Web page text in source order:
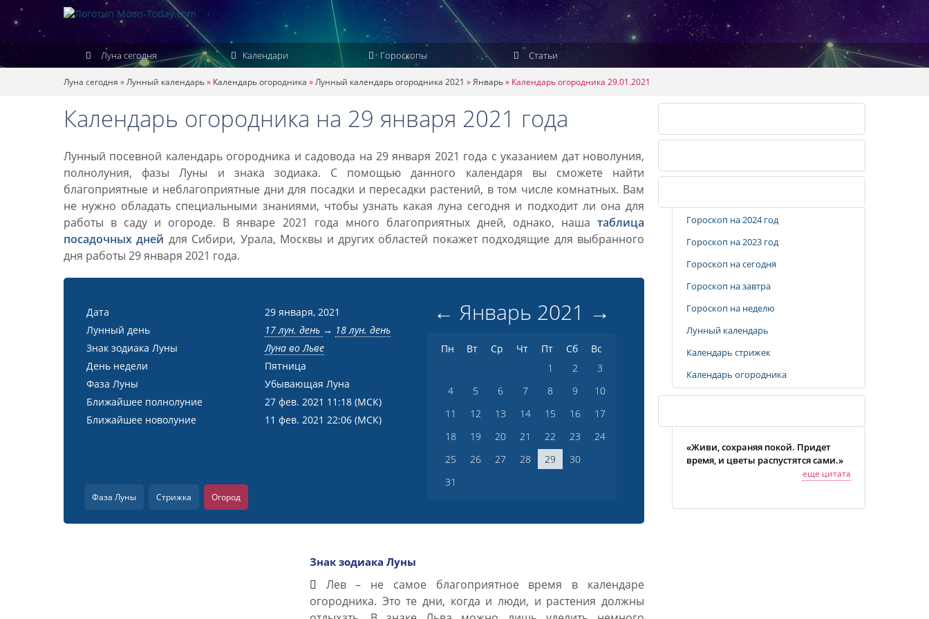
Луна сегодня Календари Гороскопы Статьи
Луна сегодня »Лунный календарь» Календарь огородника »Лунный календарь огородника 2021 »Январь» Календарь огородника 29.01.2021
Календарь огородника на 29 января 2021 года
Лунный посевной календарь огородника и садовода на 29 января 2021 года с указанием дат новолуния,
полнолуния, фазы Луны и знака зодиака. С помощью данного календаря вы сможете найти
благоприятные и неблагоприятные дни для посадки и пересадки растений, в том числе комнатных. Вам
не нужно обладать специальными знаниями, чтобы узнать какая луна сегодня и подходит ли она для
работы в саду и огороде. В январе 2021 года много благоприятных дней, однако, наша таблица
посадочных дней для Сибири, Урала, Москвы и других областей покажет подходящие для выбранного
дня работы 29 января 2021 года.
Дата
29 января, 2021
Лунный день
17 лун. день → 18 лун. день
Знак зодиака Луны
Луна во Льве
День недели
Пятница
Фаза Луны
Убывающая Луна
Ближайшее полнолуние
27 фев. 2021 11:18 (МСК)
Ближайшее новолуние
11 фев. 2021 22:06 (МСК)
← Январь 2021 →
Пн Вт Ср Чт Пт Сб
Вс
1
2
3
4
5 6 7 8 9
10
11
12 13 14 15 16
17
18
19 20 21 22 23
24
25
26 27 28 29
30
31
Фаза Луны Стрижка Огород
Знак зодиака Луны
Лев – не самое благоприятное время в календаре
огородника. Это те дни, когда и люди, и растения должны
Гороскоп на 2024 год
Гороскоп на 2023 год
Гороскоп на сегодня
Гороскоп на завтра
Гороскоп на неделю
Лунный календарь
Календарь стрижек
Календарь огородника
«Живи, сохраняя покой. Придет
время, и цветы распустятся сами.»
еще цитата